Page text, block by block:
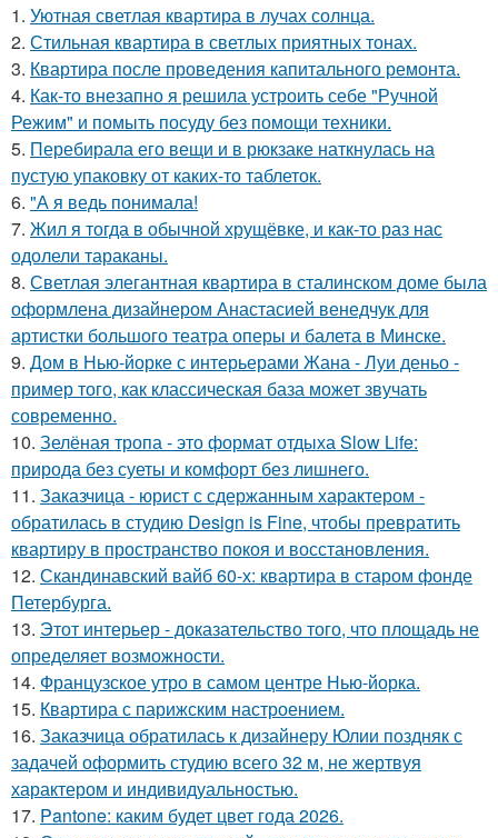
1. Уютная светлая квартира в лучах солнца.
2. Стильная квартира в светлых приятных тонах.
3. Квартира после проведения капитального ремонта.
4. Как-то внезапно я решила устроить себе "Ручной
Режим" и помыть посуду без помощи техники.
5. Перебирала его вещи и в рюкзаке наткнулась на
пустую упаковку от каких-то таблеток.
6. "А я ведь понимала!
7. Жил я тогда в обычной хрущёвке, и как-то раз нас
одолели тараканы.
8. Светлая элегантная квартира в сталинском доме была
оформлена дизайнером Анастасией венедчук для
артистки большого театра оперы и балета в Минске.
9. Дом в Нью-йорке с интерьерами Жана - Луи деньо -
пример того, как классическая база может звучать
современно.
10. Зелёная тропа - это формат отдыха Slow Life:
природа без суеты и комфорт без лишнего.
11. Заказчица - юрист с сдержанным характером -
обратилась в студию Design is Fine, чтобы превратить
квартиру в пространство покоя и восстановления.
12. Скандинавский вайб 60-х: квартира в старом фонде
Петербурга.
13. Этот интерьер - доказательство того, что площадь не
определяет возможности.
14. Французское утро в самом центре Нью-йорка.
15. Квартира с парижским настроением.
16. Заказчица обратилась к дизайнеру Юлии поздняк с
задачей оформить студию всего 32 м, не жертвуя
характером и индивидуальностью.
17. Pantone: каким будет цвет года 2026.